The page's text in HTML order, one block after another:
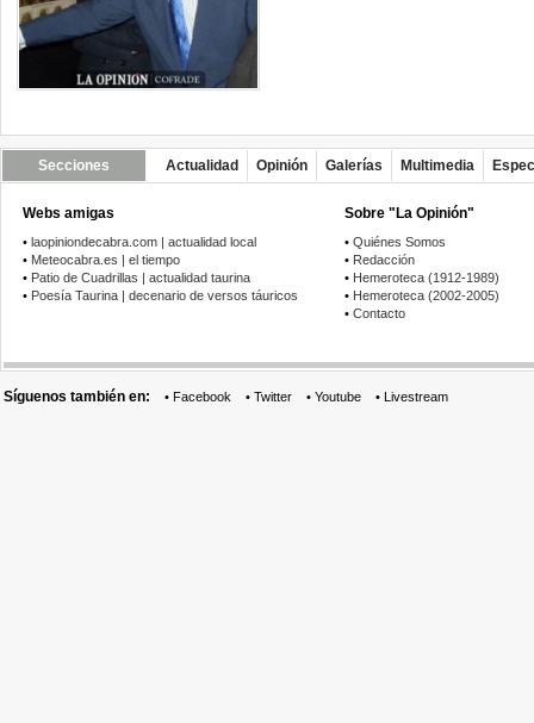
Secciones Actualidad Opinión Galerías Multimedia
Webs amigas
• laopiniondecabra.com | actualidad local
• Meteocabra.es | el tiempo
• Patio de Cuadrillas | actualidad taurina
• Poesía Taurina | decenario de versos táuricos
Sobre "La Opinión"
• Quiénes Somos
• Redacción
• Hemeroteca (1912-1989)
• Hemeroteca (2002-2005)
• Contacto
Síguenos también en: • Facebook • Twitter • Youtube • Livestream